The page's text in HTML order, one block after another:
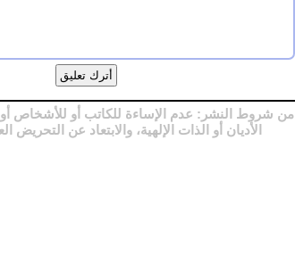
من شروط النشر: عدم الإساءة للكاتب أو للأشخاص
الأديان أو الذات الإلهية، والابتعاد عن التحريض